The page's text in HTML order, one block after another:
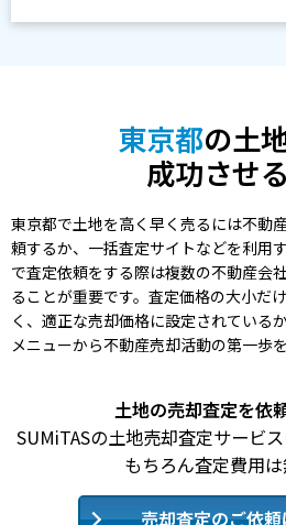
東京都の土
成功させ
東京都で土地を高く早く売るには不動
頼するか、一括査定サイトなどを利用
で査定依頼をする際は複数の不動産会
ることが重要です。査定価格の大小だ
く、適正な売却価格に設定されている
メニューから不動産売却活動の第一歩
土地の売却査定を依
SUMiTASの土地売却査定サービ
もちろん査定費用は
売却査定のご依